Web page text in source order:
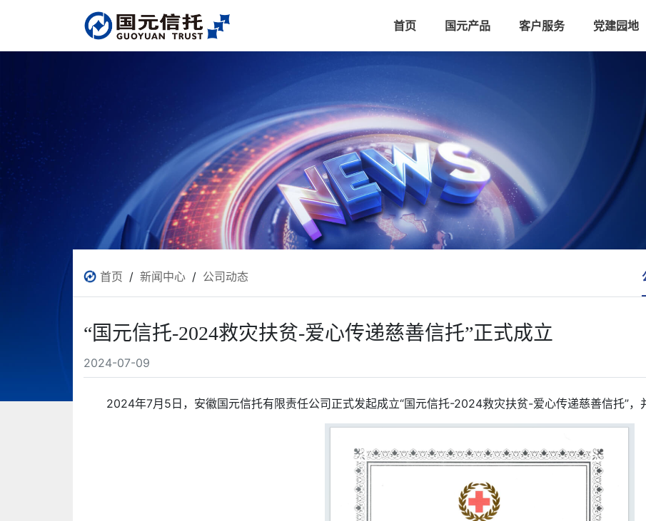
首页 国元产品 客户服务 党建园地
首页 / 新闻中心 / 公司动态
“国元信托-2024救灾扶贫-爱心传递慈善信托”正式成立
2024-07-09
2024年7月5日，安徽国元信托有限责任公司正式发起成立“国元信托-2024救灾扶贫-爱心传递慈善信托”，